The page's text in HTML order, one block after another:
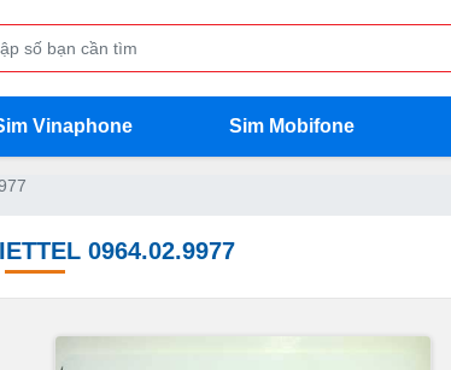
Vinaphone Sim Mobifone
0964.02.9977